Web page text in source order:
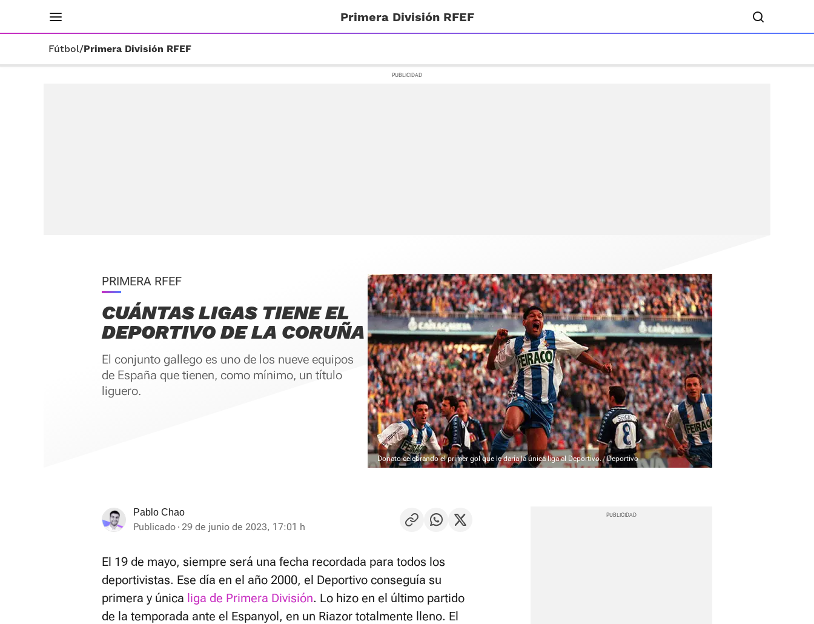
Primera División RFEF
Fútbol/Primera División RFEF
PRIMERA RFEF
CUÁNTAS LIGAS TIENE EL
DEPORTIVO DE LA CORUÑA
El conjunto gallego es uno de los nueve equipos
de España que tienen, como mínimo, un título
liguero.
Donato celebrando el primer gol que le daría la única liga al Deportivo. Deportivo
Pablo Chao
Publicado 29 de junio de 2023, 17:01 h
El 19 de mayo, siempre será una fecha recordada para todos los
deportivistas. Ese día en el año 2000, el Deportivo conseguía su
primera y única liga de Primera División. Lo hizo en el último partido
de la temporada ante el Espanyol, en un Riazor totalmente lleno. El